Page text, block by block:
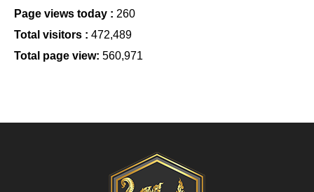
Page views today : 260
Total visitors : 472,489
Total page view: 560,971